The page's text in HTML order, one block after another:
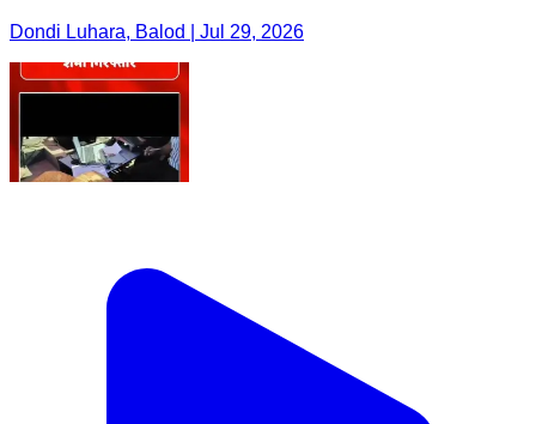
Dondi Luhara, Balod | Jul 29, 2026